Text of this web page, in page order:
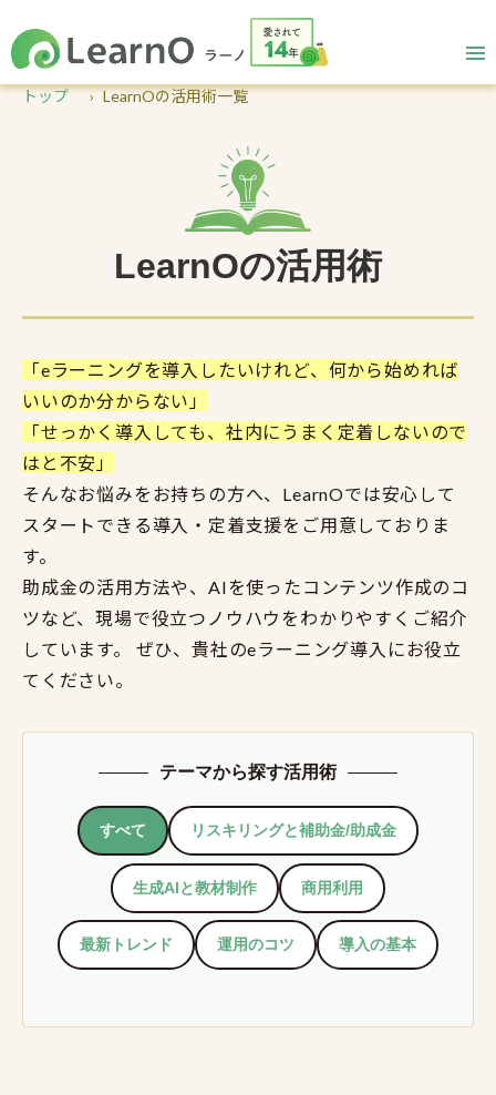
トップ LearnOの活用術一覧
LearnOの活用術
「eラーニングを導入したいけれど、何から始めれば
いいのか分からない」
「せっかく導入しても、社内にうまく定着しないので
はと不安」
そんなお悩みをお持ちの方へ、LearnOでは安心して
スタートできる導入・定着支援をご用意しておりま
す。
助成金の活用方法や、AIを使ったコンテンツ作成のコ
ツなど、現場で役立つノウハウをわかりやすくご紹介
しています。 ぜひ、貴社のeラーニング導入にお役立
てください。
テーマから探す活用術
すべて リスキリングと補助金/助成金
生成AIと教材制作 商用利用
最新トレンド 運用のコツ 導入の基本